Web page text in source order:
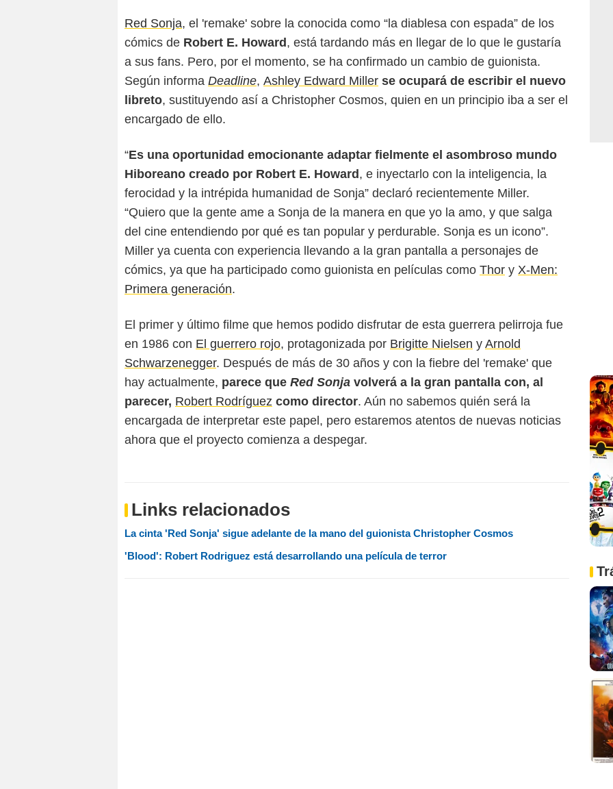
Red Sonja, el 'remake' sobre la conocida como “la diablesa con espada” de los
cómics de Robert E. Howard , está tardando más en llegar de lo que le gustaría
a sus fans. Pero, por el momento, se ha confirmado un cambio de guionista.
Según informa Deadline, Ashley Edward Miller se ocupará de escribir el nuevo
libreto, sustituyendo así a Christopher Cosmos, quien en un principio iba a ser el
encargado de ello.
“Es una oportunidad emocionante adaptar fielmente el asombroso mundo
Hiboreano creado por Robert E. Howard , e inyectarlo con la inteligencia, la
ferocidad y la intrépida humanidad de Sonja” declaró recientemente Miller.
“Quiero que la gente ame a Sonja de la manera en que yo la amo, y que salga
del cine entendiendo por qué es tan popular y perdurable. Sonja es un icono”.
Miller ya cuenta con experiencia llevando a la gran pantalla a personajes de
cómics, ya que ha participado como guionista en películas como Thor y X-Men:
Primera generación.
El primer y último filme que hemos podido disfrutar de esta guerrera pelirroja fue
en 1986 con El guerrero rojo, protagonizada por Brigitte Nielsen y Arnold
Schwarzenegger. Después de más de 30 años y con la fiebre del 'remake' que
hay actualmente, parece que Red Sonja volverá a la gran pantalla con, al
parecer, Robert Rodríguez como director. Aún no sabemos quién será la
encargada de interpretar este papel, pero estaremos atentos de nuevas noticias
ahora que el proyecto comienza a despegar.
Links relacionados
La cinta 'Red Sonja' sigue adelante de la mano del guionista Christopher Cosmos
'Blood': Robert Rodriguez está desarrollando una película de terror